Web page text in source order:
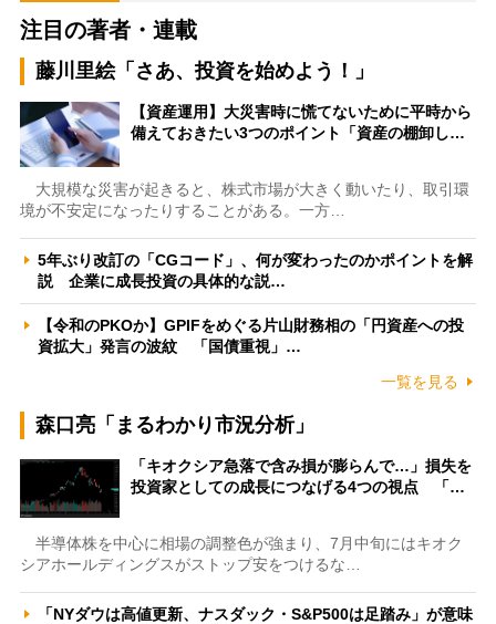
注目の著者・連載
藤川里絵「さあ、投資を始めよう！」
【資産運用】大災害時に慌てないために平時から
備えておきたい3つのポイント「資産の棚卸し…
大規模な災害が起きると、株式市場が大きく動いたり、取引環
境が不安定になったりすることがある。一方…
5年ぶり改訂の「CGコード」、何が変わったのかポイントを解
説 企業に成長投資の具体的な説…
【令和のPKOか】GPIFをめぐる片山財務相の「円資産への投
資拡大」発言の波紋 「国債重視」…
一覧を見る
森口亮「まるわかり市況分析」
「キオクシア急落で含み損が膨らんで…」損失を
投資家としての成長につなげる4つの視点 「…
半導体株を中心に相場の調整色が強まり、7月中旬にはキオク
シアホールディングスがストップ安をつけるな…
「NYダウは高値更新、ナスダック・S&P500は足踏み」が意味